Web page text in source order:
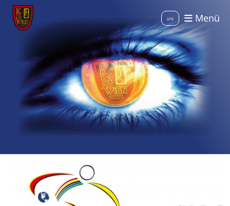
Login Menü